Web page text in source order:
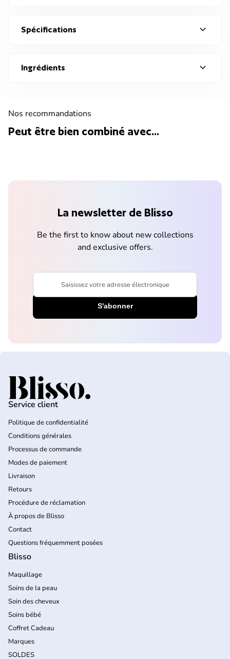
Spécifications expand_more
Ingrédients expand_more
Nos recommandations
Peut être bien combiné avec...
La newsletter de Blisso
Be the first to know about new collections
and exclusive offers.
Saisissez votre adresse électronique
Accueil
Service client
Politique de confidentialité
Conditions générales
Processus de commande
Modes de paiement
Livraison
Retours
Procédure de réclamation
À propos de Blisso
Contact
Questions fréquemment posées
Blisso
Maquillage
Soins de la peau
Soin des cheveux
Soins bébé
Coffret Cadeau
Marques
SOLDES